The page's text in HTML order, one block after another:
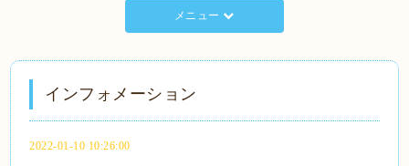
メニュー
インフォメーション
2022-01-10 10:26:00